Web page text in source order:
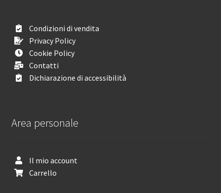
Condizioni di vendita
Privacy Policy
Cookie Policy
Contatti
Dichiarazione di accessibilità
Area personale
Il mio account
Carrello